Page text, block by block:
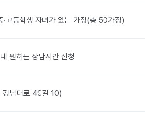
·고등학생 자녀가 있는 가정(총 50가정)
원하는 상담시간 신청
강남대로 49길 10)